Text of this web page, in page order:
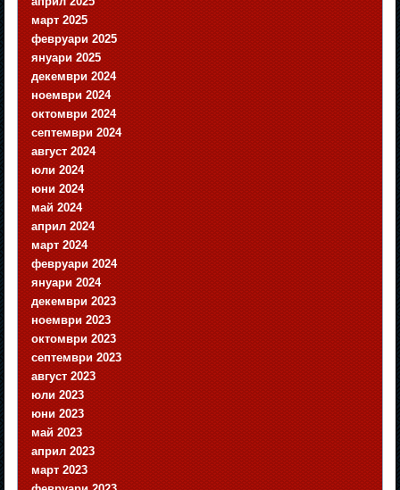
март 2025
февруари 2025
януари 2025
декември 2024
ноември 2024
октомври 2024
септември 2024
август 2024
юли 2024
юни 2024
май 2024
април 2024
март 2024
февруари 2024
януари 2024
декември 2023
ноември 2023
октомври 2023
септември 2023
август 2023
юли 2023
юни 2023
май 2023
април 2023
март 2023